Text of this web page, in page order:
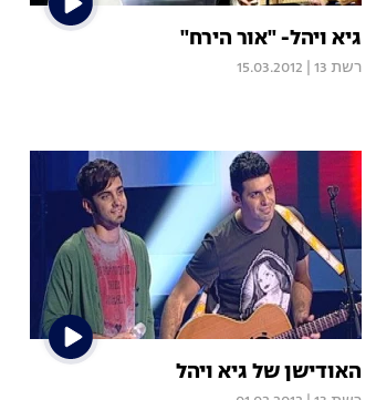
גיא ויהל- "אור הירח"
רשת 13 15.03.2012
האודישן של גיא ויהל